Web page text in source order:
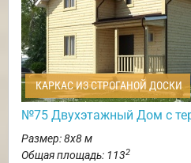
КАРКАС ИЗ СТРОГАНОЙ ДОСКИ
№75 Двухэтажный Дом с
Размер: 8х8 м
Общая площадь: 1132